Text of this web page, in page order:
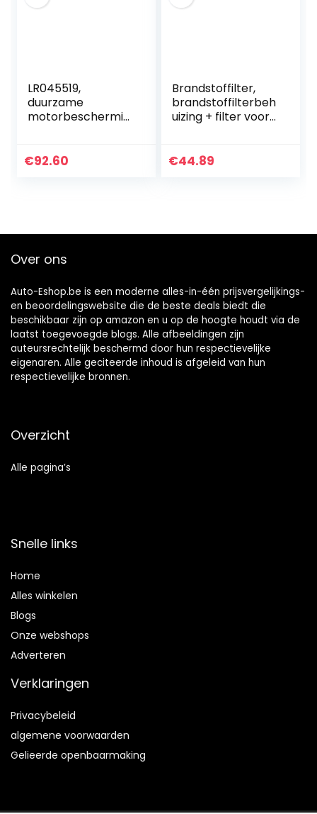
LR045519,
duurzame
motorbeschermin
Brandstoffilterhuis
€92.60
Brandstoffilter,
brandstoffilterbeh
uizing + filter voor
€44.89
Over ons
Auto-Eshop.be is een moderne alles-in-één prijsvergelijkings-
en beoordelingswebsite die de beste deals biedt die
beschikbaar zijn op amazon en u op de hoogte houdt via de
laatst toegevoegde blogs. Alle afbeeldingen zijn
auteursrechtelijk beschermd door hun respectievelijke
eigenaren. Alle geciteerde inhoud is afgeleid van hun
respectievelijke bronnen.
Overzicht
Alle pagina’s
Snelle links
Home
Alles winkelen
Blogs
Onze webshops
Adverteren
Verklaringen
Privacybeleid
algemene voorwaarden
Gelieerde openbaarmaking